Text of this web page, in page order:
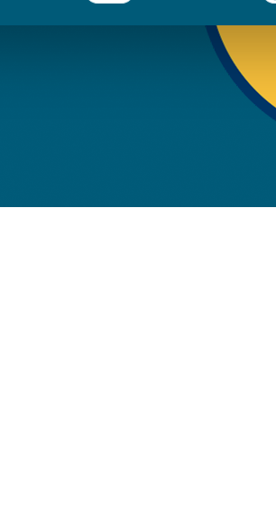
Abschnitt Einzelheiten
Wir verwenden Cookies, um Inhalte und
anbieten zu können und die Zugriffe auf
Informationen zu Ihrer Verwendung
und Analysen weiter. Unsere Partner